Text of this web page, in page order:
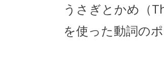
うさぎとかめ（
を使った動詞のポ